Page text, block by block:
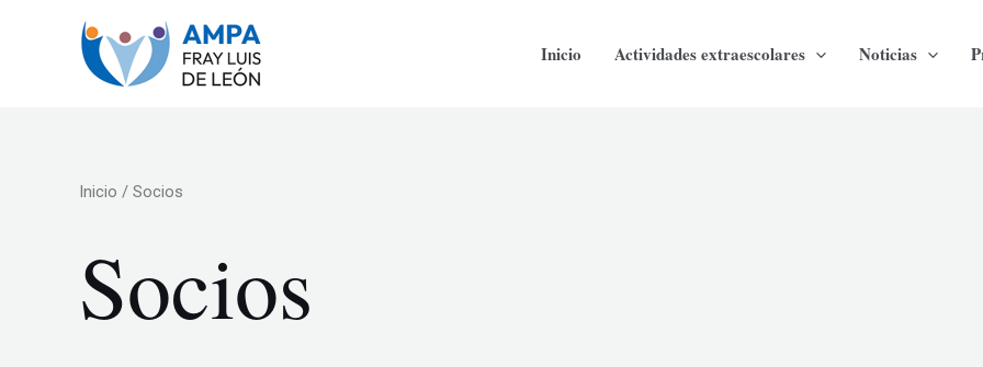
Inicio Actividades extraescolares Noticias
Inicio / Socios
Socios